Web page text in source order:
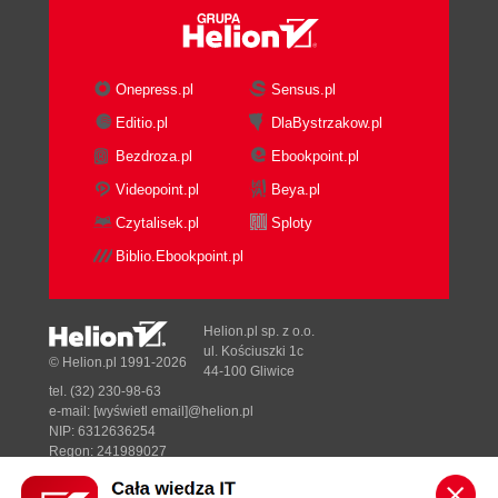
ebook
Wydanie III
Paul Barry
(77,40 zł najniższa cena z 30 dni)
81.27 zł
książka
dzięki danym
uzyskiwać cenne
Anthony DeBarros
(59,40 zł najniższa cena z 30 dni)
Onepress.pl
Sensus.pl
Editio.pl
DlaBystrzakow.pl
Bezdroza.pl
Ebookpoint.pl
Videopoint.pl
Beya.pl
Czytalisek.pl
Sploty
Biblio.Ebookpoint.pl
© Helion.pl 1991-2026
Helion.pl sp. z o.o.
ul. Kościuszki 1c
44-100 Gliwice
tel. (32) 230-98-63
e-mail: [wyświetl email]@helion.pl
NIP: 6312636254
Regon: 241989027